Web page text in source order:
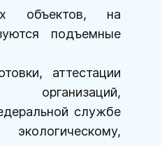
объектов, на
подъемные
аттестации
службе